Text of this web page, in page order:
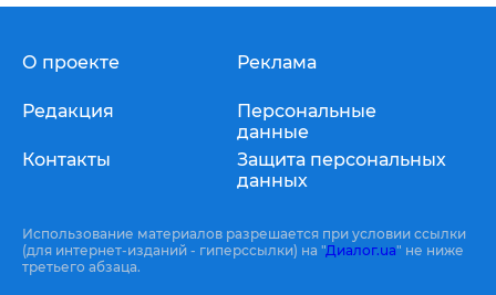
О проекте
Редакция
Контакты
Реклама
Персональные
данные
Защита персональных
данных
Использование материалов разрешается при условии ссылки
(для интернет-изданий - гиперссылки) на "Диалог.ua" не ниже
третьего абзаца.